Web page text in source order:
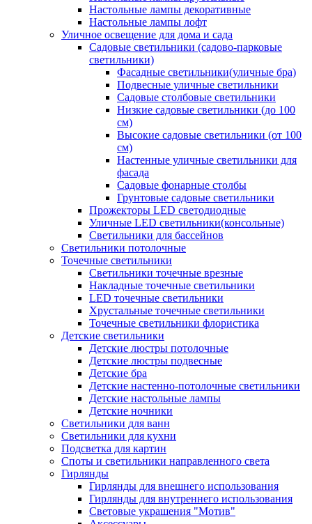
Настольные лампы декоративные
Настольные лампы лофт
Уличное освещение для дома и сада
Садовые светильники (садово-парковые
светильники)
Фасадные светильники(уличные бра)
Подвесные уличные светильники
Садовые столбовые светильники
Низкие садовые светильники (до 100
см)
Высокие садовые светильники (от 100
см)
Настенные уличные светильники для
фасада
Садовые фонарные столбы
Грунтовые садовые светильники
Прожекторы LED светодиодные
Уличные LED светильники(консольные)
Светильники для бассейнов
Светильники потолочные
Точечные светильники
Светильники точечные врезные
Накладные точечные светильники
LED точечные светильники
Хрустальные точечные светильники
Точечные светильники флористика
Детские светильники
Детские люстры потолочные
Детские люстры подвесные
Детские бра
Детские настенно-потолочные светильники
Детские настольные лампы
Детские ночники
Светильники для ванн
Светильники для кухни
Подсветка для картин
Споты и светильники направленного света
Гирлянды
Гирлянды для внешнего использования
Гирлянды для внутреннего использования
Световые украшения "Мотив"